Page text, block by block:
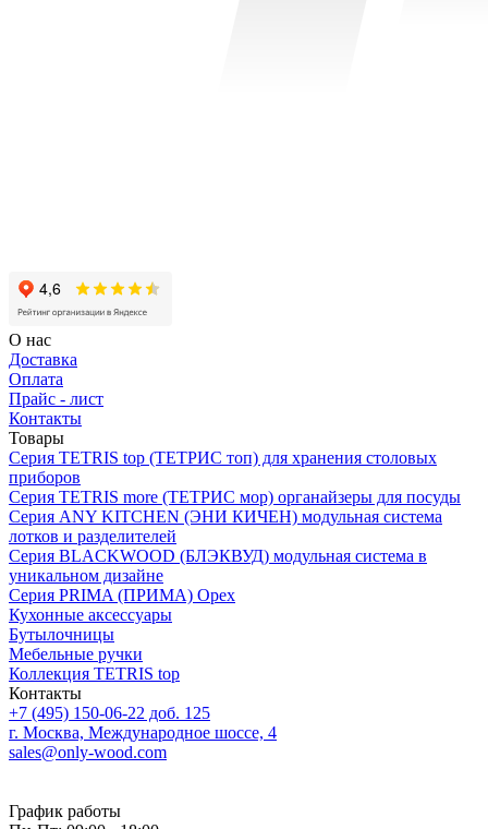
О нас
Доставка
Оплата
Прайс - лист
Контакты
Товары
Серия TETRIS top (ТЕТРИС топ) для хранения столовых
приборов
Серия TETRIS more (ТЕТРИС мор) органайзеры для посуды
Серия ANY KITCHEN (ЭНИ КИЧЕН) модульная система
лотков и разделителей
Серия BLACKWOOD (БЛЭКВУД) модульная система в
уникальном дизайне
Серия PRIMA (ПРИМА) Орех
Кухонные аксессуары
Бутылочницы
Мебельные ручки
Коллекция TETRIS top
Контакты
+7 (495) 150-06-22 доб. 125
г. Москва, Международное шоссе, 4
sales@only-wood.com
График работы